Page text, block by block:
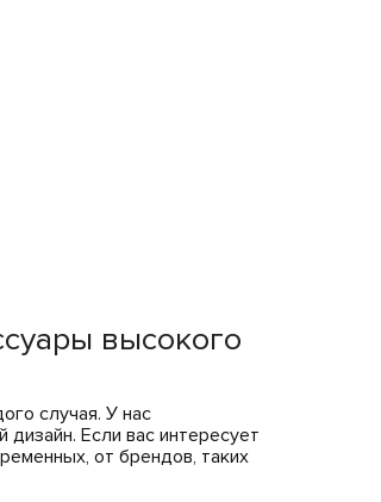
высокого
случая. У нас
Если вас интересует
от брендов, таких